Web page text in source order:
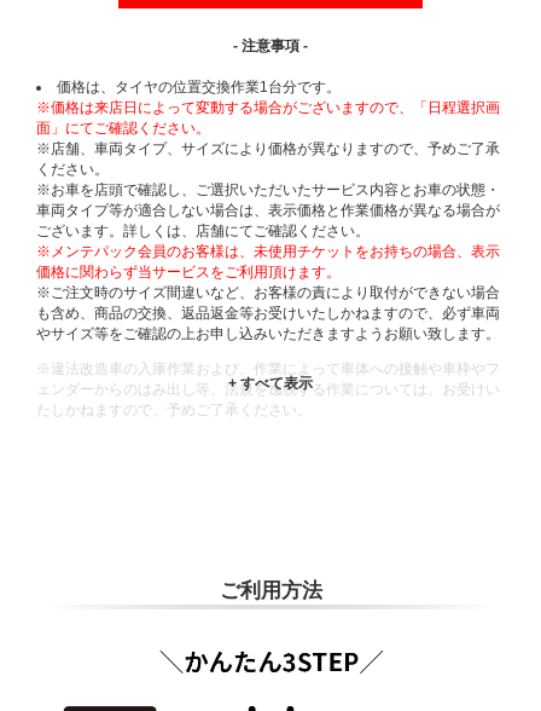
- 注意事項 -
価格は、タイヤの位置交換作業1台分です。
※価格は来店日によって変動する場合がございますので、「日程選択画
面」にてご確認ください。
※店舗、車両タイプ、サイズにより価格が異なりますので、予めご了承
ください。
※お車を店頭で確認し、ご選択いただいたサービス内容とお車の状態・
車両タイプ等が適合しない場合は、表示価格と作業価格が異なる場合が
ございます。詳しくは、店舗にてご確認ください。
※メンテパック会員のお客様は、未使用チケットをお持ちの場合、表示
価格に関わらず当サービスをご利用頂けます。
※ご注文時のサイズ間違いなど、お客様の責により取付ができない場合
も含め、商品の交換、返品返金等お受けいたしかねますので、必ず車両
やサイズ等をご確認の上お申し込みいただきますようお願い致します。
※違法改造車の入庫作業および、作業によって車体への接触や車枠やフ
ェンダーからのはみ出し等、法規を逸脱する作業については、お受けい
たしかねますので、予めご了承ください。
ご利用方法